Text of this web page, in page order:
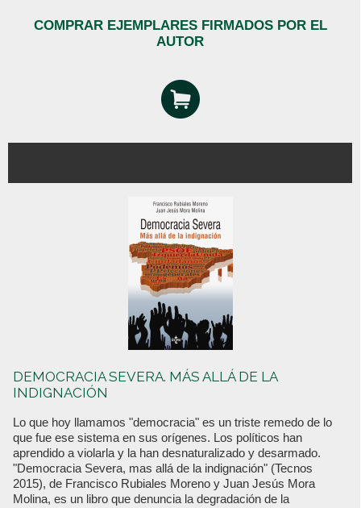
COMPRAR EJEMPLARES FIRMADOS POR EL
AUTOR
DEMOCRACIA SEVERA. MÁS ALLÁ DE LA
INDIGNACIÓN
Lo que hoy llamamos "democracia" es un triste remedo de lo
que fue ese sistema en sus orígenes. Los políticos han
aprendido a violarla y la han desnaturalizado y desarmado.
"Democracia Severa, mas allá de la indignación" (Tecnos
2015), de Francisco Rubiales Moreno y Juan Jesús Mora
Molina, es un libro que denuncia la degradación de la